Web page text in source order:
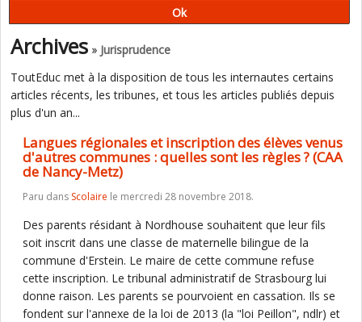
Archives » Jurisprudence
ToutEduc met à la disposition de tous les internautes certains
articles récents, les tribunes, et tous les articles publiés depuis
plus d'un an...
Langues régionales et inscription des élèves venus
d'autres communes : quelles sont les règles ? (CAA
de Nancy-Metz)
Paru dans Scolaire le mercredi 28 novembre 2018.
Des parents résidant à Nordhouse souhaitent que leur fils
soit inscrit dans une classe de maternelle bilingue de la
commune d'Erstein. Le maire de cette commune refuse
cette inscription. Le tribunal administratif de Strasbourg lui
donne raison. Les parents se pourvoient en cassation. Ils se
fondent sur l'annexe de la loi de 2013 (la "loi Peillon", ndlr) et